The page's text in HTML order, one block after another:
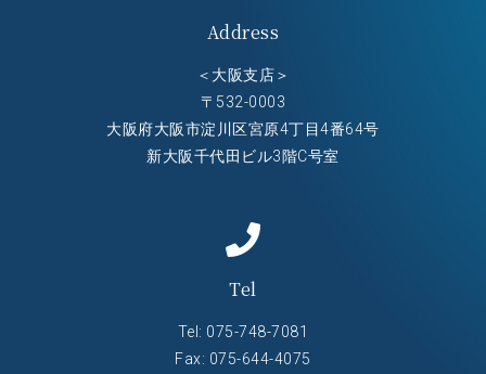
Address
＜大阪支店＞
〒532-0003
大阪府大阪市淀川区宮原4丁目4番64号
新大阪千代田ビル3階C号室
Tel
Tel: 075-748-7081
Fax: 075-644-4075